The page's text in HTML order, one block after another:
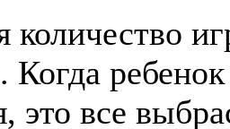
количество
Когда
это все